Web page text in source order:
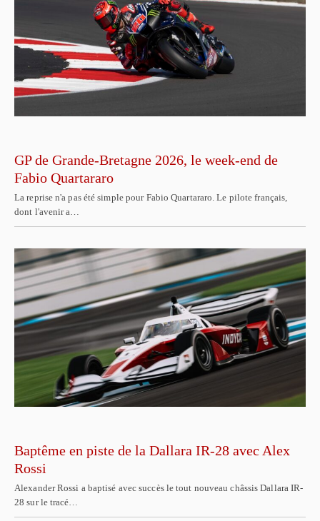
GP de Grande-Bretagne 2026, le week-end de
Fabio Quartararo
La reprise n'a pas été simple pour Fabio Quartararo. Le pilote français,
dont l'avenir a…
Baptême en piste de la Dallara IR-28 avec Alex
Rossi
Alexander Rossi a baptisé avec succès le tout nouveau châssis Dallara IR-
28 sur le tracé…